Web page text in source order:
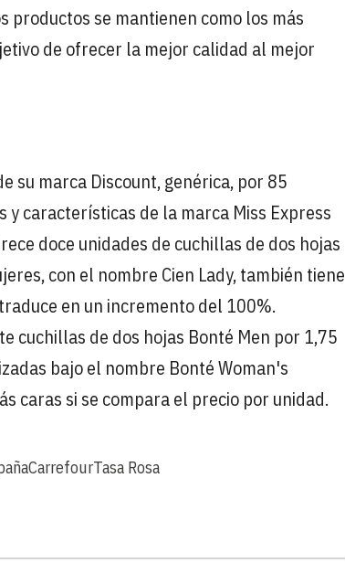
productos se mantienen como los más
de ofrecer la mejor calidad al mejor
su marca Discount, genérica, por 85
características de la marca Miss Express
doce unidades de cuchillas de dos hojas
con el nombre Cien Lady, también tiene
en un incremento del 100%.
cuchillas de dos hojas Bonté Men por 1,75
bajo el nombre Bonté Woman's
caras si se compara el precio por unidad.
CarrefourTasa Rosa